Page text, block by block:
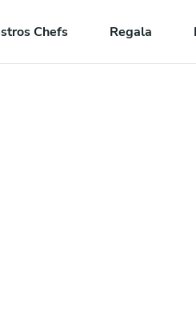
Chefs Regala